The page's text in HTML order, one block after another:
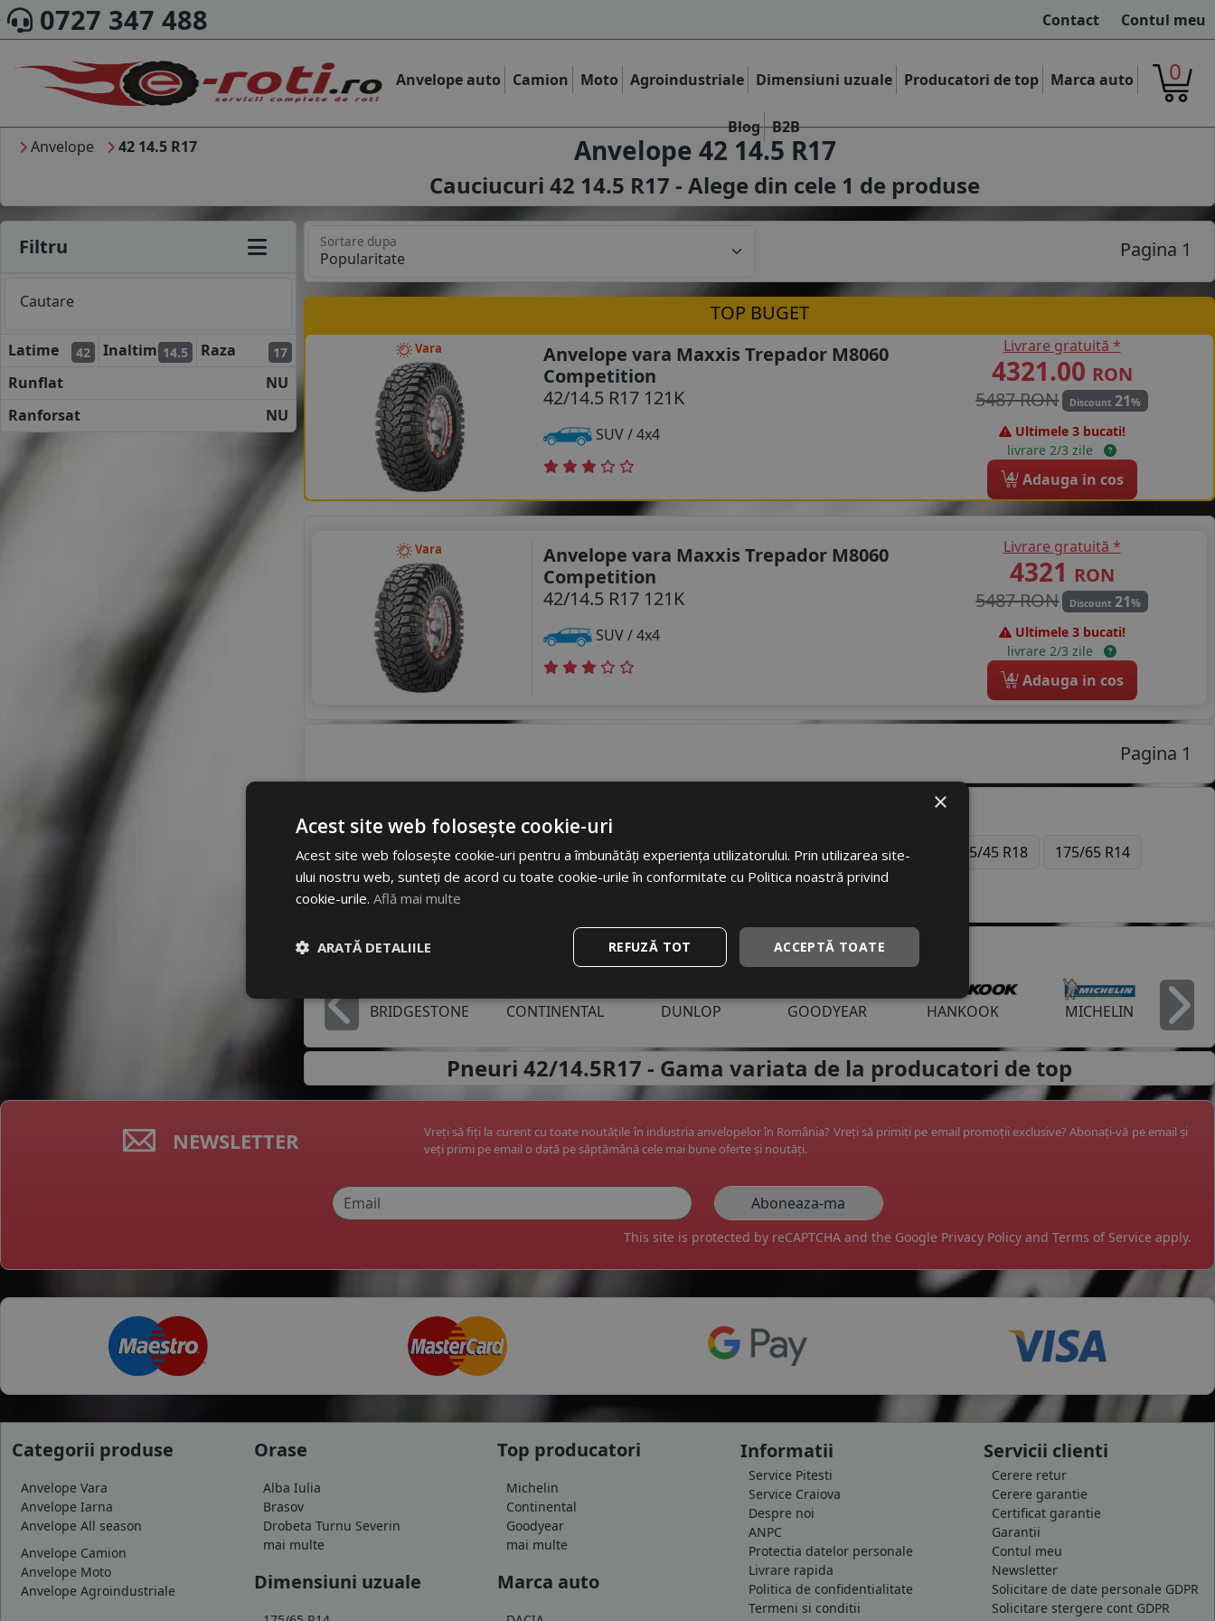
0727 347 488 Contact Contul meu
Anvelope auto Camion Moto Agroindustriale Dimensiuni uzuale Producatori de top Marca auto
Blog B2B
0
Anvelope 42 14.5 R17 Anvelope 42 14.5 R17
Cauciucuri 42 14.5 R17 - Alege din cele 1 de produse
Filtru
Cautare
Latime 42 Inaltime14.5 Raza 17
Runflat
NU
Ranforsat
NU
Sortare dupa Pagina 1
TOP BUGET
Vara
Anvelope vara Maxxis Trepador M8060
Competition
42/14.5 R17 121K
SUV / 4x4
Livrare gratuită *
4321.00 RON
5487 RON
Discount21%
Ultimele 3 bucati!
livrare 2/3 zile
4 Adauga in cos
Vara
Anvelope vara Maxxis Trepador M8060
Competition
42/14.5 R17 121K
SUV / 4x4
Livrare gratuită *
4321 RON
5487 RON
Discount21%
Ultimele 3 bucati!
livrare 2/3 zile
4 Adauga in cos
Pagina 1
Dimensiuni uzuale anvelope:
205/55 R16 195/65 R15 225/45 R17 185/65 R15 215/70 R15C 195/55 R16 225/45 R18
175/65 R14
Mai multe
Producatori anvelope:
BRIDGESTONE CONTINENTAL DUNLOP GOODYEAR HANKOOK MICHELIN
Inapoi
Pneuri 42/14.5R17 - Gama variata de la producatori de top
NEWSLETTER
Vreți să fiți la curent cu toate noutățile în industria anvelopelor în România? Vreți să primiți pe email promoții exclusive? Abonați-vă pe email și
veți primi pe email o dată pe săptămână cele mai bune oferte și noutăți.
This site is protected by reCAPTCHA and the Google Privacy Policy and Terms of Service apply.
Categorii produse
Anvelope Vara
Anvelope Iarna
Anvelope All season
Anvelope Camion
Anvelope Moto
Anvelope Agroindustriale
Orase
Alba Iulia
Brasov
Drobeta Turnu Severin
mai multe
Dimensiuni uzuale
Top producatori
Michelin
Continental
Goodyear
mai multe
Marca auto
Informatii
Service Pitesti
Service Craiova
Despre noi
ANPC
Protectia datelor personale
Livrare rapida
Politica de confidentialitate
Termeni si conditii
Servicii clienti
Cerere retur
Cerere garantie
Certificat garantie
Garantii
Contul meu
Newsletter
Solicitare de date personale GDPR
Solicitare stergere cont GDPR
×
Acest site web folosește cookie-uri
Acest site web folosește cookie-uri pentru a îmbunătăți experiența utilizatorului. Prin utilizarea site-
ului nostru web, sunteți de acord cu toate cookie-urile în conformitate cu Politica noastră privind
cookie-urile. Află mai multe
ACCEPTĂ TOATE
REFUZĂ TOT
ARATĂ DETALIILE